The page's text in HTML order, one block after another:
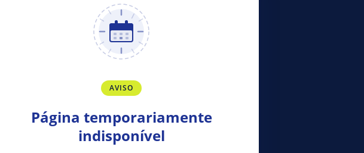
AVISO
Página temporariamente
indisponível